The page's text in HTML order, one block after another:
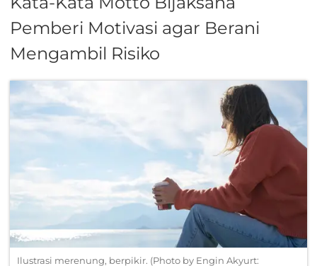
Pemberi Motivasi agar Berani
Mengambil Risiko
Ilustrasi merenung, berpikir. (Photo by Engin Akyurt: